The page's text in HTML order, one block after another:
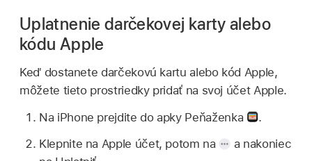
Uplatnenie darčekovej karty alebo
kódu Apple
Keď dostanete darčekovú kartu alebo kód Apple,
môžete tieto prostriedky pridať na svoj účet Apple.
Na iPhone prejdite do apky Peňaženka
.
Klepnite na Apple účet, potom na
a nakoniec